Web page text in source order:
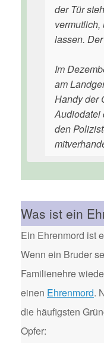
der Tür
lassen.
Im
am
Handy der
Audiodatei
den
Was ist ein
Ein Ehrenmord ist
Wenn ein Bruder
Familienehre
einen Ehrenmord.
die häufigsten
Opfer: